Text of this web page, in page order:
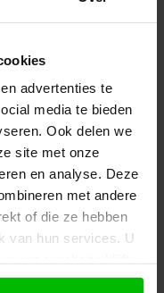
advertenties te
media te bieden
Ook delen we
site met onze
en analyse. Deze
met andere
of die ze hebben
van hun services. U
aangemerkt als
beëindiging van
als een
van het ontslag.
Raad is voor
de in de cao
op het